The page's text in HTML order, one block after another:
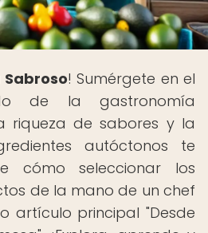
Sabroso! Sumérgete en el
de la gastronomía
riqueza de sabores y la
autóctonos te
cómo seleccionar los
de la mano de un chef
artículo principal "Desde